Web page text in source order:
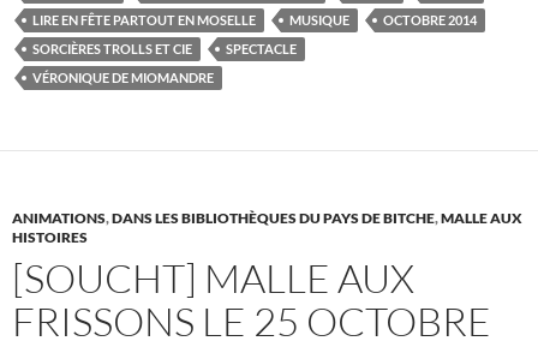
b
o
o
er es
t
bl
r
g
er
LIRE EN FÊTE PARTOUT EN MOSELLE
MUSIQUE
OCTOBRE 2014
SORCIÈRES TROLLS ET CIE
SPECTACLE
VÉRONIQUE DE MIOMANDRE
ANIMATIONS,DANS LES BIBLIOTHÈQUES DU PAYS DE BITCHE,MALLE AUX
HISTOIRES
[SOUCHT] MALLE AUX
FRISSONS LE 25 OCTOBRE